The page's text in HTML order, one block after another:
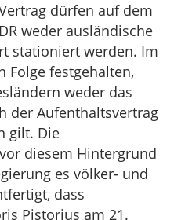
dürfen auf dem
weder ausländische
stationiert werden. Im
Folge festgehalten,
weder das
der Aufenthaltsvertrag
gilt. Die
diesem Hintergrund
es völker- und
dass
Pistorius am 21.